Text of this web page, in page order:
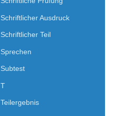
Schriftlicher Ausdruck
Schriftlicher Teil
Sprechen
Subtest
T
Teilergebnis